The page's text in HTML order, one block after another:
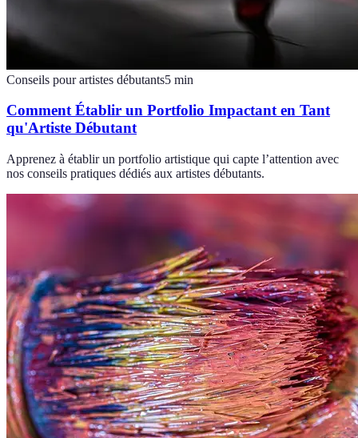
Conseils pour artistes débutants5 min
Comment Établir un Portfolio Impactant en Tant
qu'Artiste Débutant
Apprenez à établir un portfolio artistique qui capte l’attention avec
nos conseils pratiques dédiés aux artistes débutants.